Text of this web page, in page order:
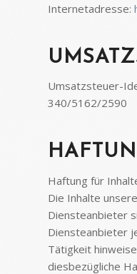
Internetadresse:
Umsatzsteuer-
340/5162/2590
Haftung für
Die Inhalte
Diensteanbieter
Diensteanbieter
Tätigkeit
diesbezügliche